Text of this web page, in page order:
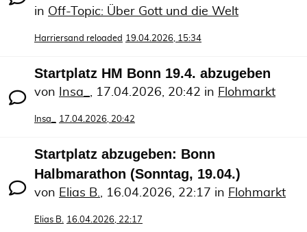
in Off-Topic: Über Gott und die Welt
Harriersand reloaded 19.04.2026, 15:34
Startplatz HM Bonn 19.4. abzugeben
von Insa_ , 17.04.2026, 20:42 in Flohmarkt
Insa_ 17.04.2026, 20:42
Startplatz abzugeben: Bonn
Halbmarathon (Sonntag, 19.04.)
von Elias B., 16.04.2026, 22:17 in Flohmarkt
Elias B. 16.04.2026, 22:17